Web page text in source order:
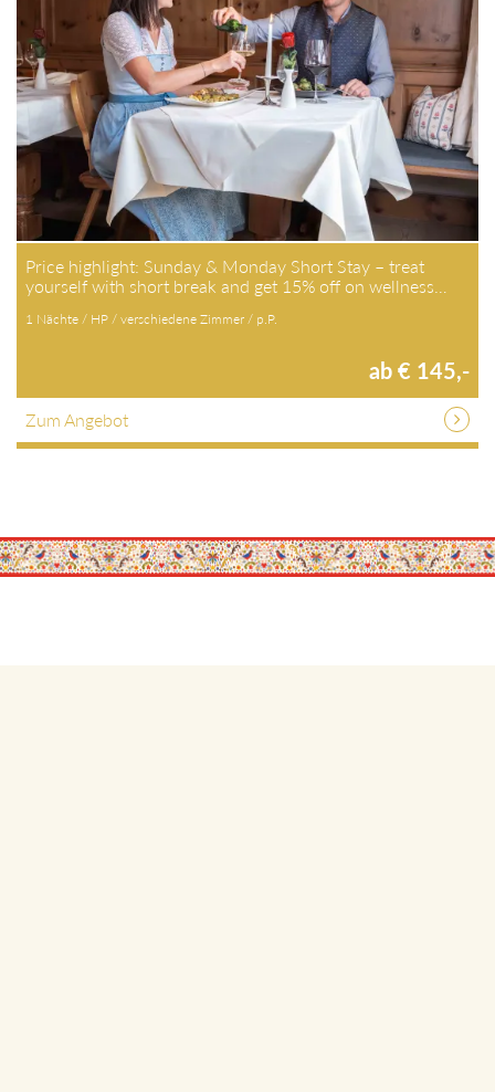
Price highlight: Sunday & Monday Short Stay – treat
yourself with short break and get 15% off on wellness…
1 Nächte / HP / verschiedene Zimmer / p.P.
ab € 145,-
Zum Angebot